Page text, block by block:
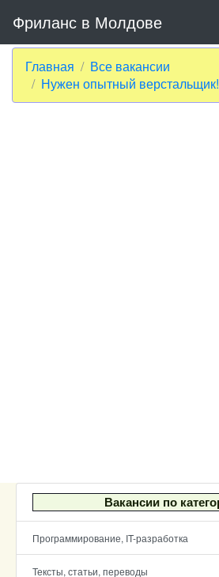
Фриланс в Молдове
Главная
Все вакансии
Нужен опытный верстальщик!
Вакансии по
Программирование, IT-разработка
Тексты, статьи, переводы